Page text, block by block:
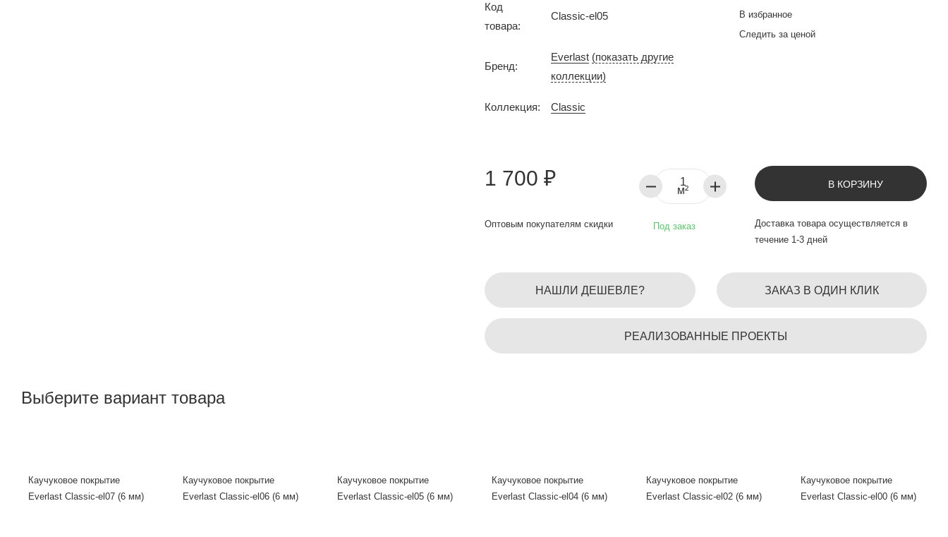
Код
товара:
Classic-el05
Бренд:
Everlast (показать другие
коллекции)
Коллекция: Classic
В избранное
Следить за ценой
1 700 ₽
Оптовым покупателям скидки
м²
Под заказ
В КОРЗИНУ
Доставка товара осуществляется в
течение 1-3 дней
НАШЛИ ДЕШЕВЛЕ? ЗАКАЗ В ОДИН КЛИК
РЕАЛИЗОВАННЫЕ ПРОЕКТЫ
Выберите вариант товара
Каучуковое покрытие
Everlast Classic-el07 (6 мм)
Каучуковое покрытие
Everlast Classic-el06 (6 мм)
Каучуковое покрытие
Everlast Classic-el05 (6 мм)
Каучуковое покрытие
Everlast Classic-el04 (6 мм)
Каучуковое покрытие
Everlast Classic-el02 (6 мм)
Каучуковое покрытие
Everlast Classic-el00 (6 мм)